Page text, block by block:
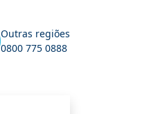
Outras regiões
0800 775 0888